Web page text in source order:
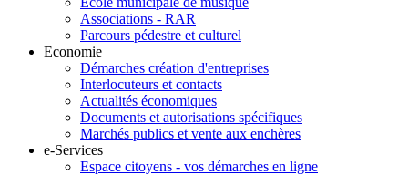
Associations - RAR
Parcours pédestre et culturel
Economie
Démarches création d'entreprises
Interlocuteurs et contacts
Actualités économiques
Documents et autorisations spécifiques
Marchés publics et vente aux enchères
e-Services
Espace citoyens - vos démarches en ligne